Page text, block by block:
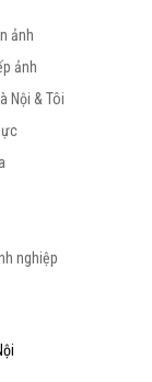
ảnh
ảnh
Nội & Tôi
nghiệp